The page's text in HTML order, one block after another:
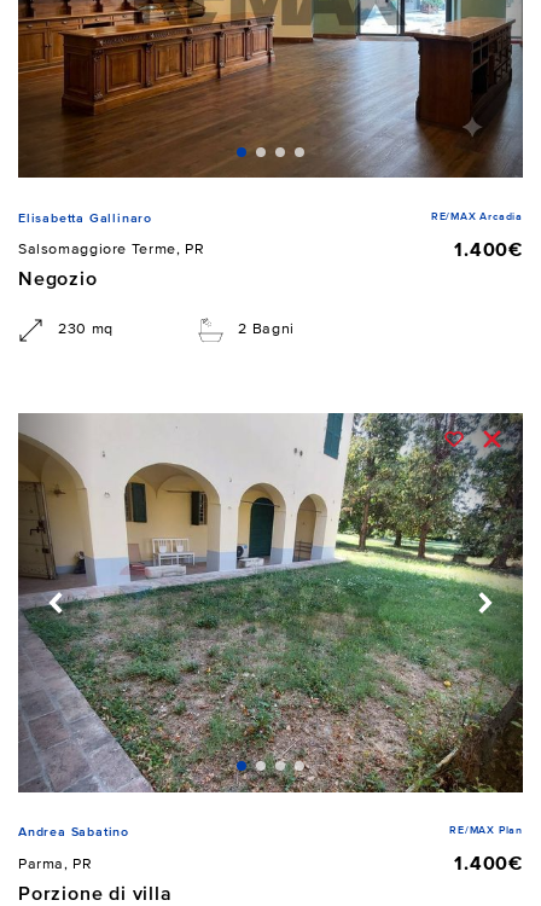
Elisabetta Gallinaro RE/MAX Arcadia
Salsomaggiore Terme, PR
1.400€
Negozio
230 mq 2 Bagni
Andrea Sabatino RE/MAX Plan
Parma, PR
1.400€
Porzione di villa